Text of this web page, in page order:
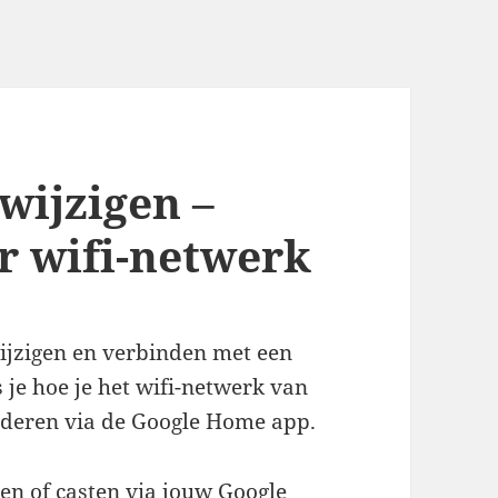
–
wifi-netwerk
en verbinden met een
hoe je het wifi-netwerk van
via de Google Home app.
of casten via jouw Google